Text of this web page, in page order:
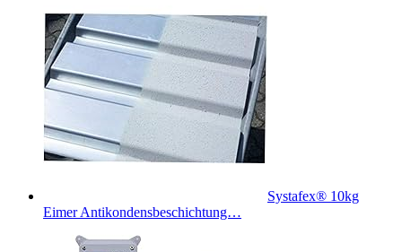
Systafex® 10kg
Eimer Antikondensbeschichtung…